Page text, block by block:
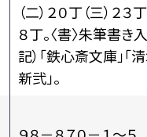
（二）２０丁（三）２３
８丁。〈書〉朱筆書き
記）「鉄心斎文庫」「
新弐」。